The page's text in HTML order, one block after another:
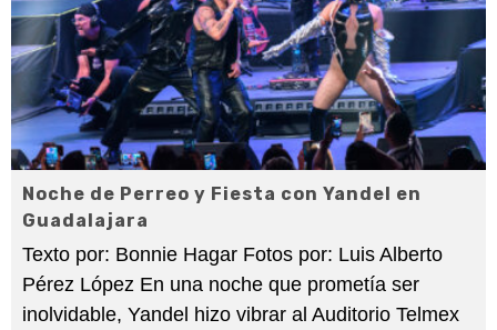
Noche de Perreo y Fiesta con Yandel en
Guadalajara
Texto por: Bonnie Hagar Fotos por: Luis Alberto
Pérez López En una noche que prometía ser
inolvidable, Yandel hizo vibrar al Auditorio Telmex